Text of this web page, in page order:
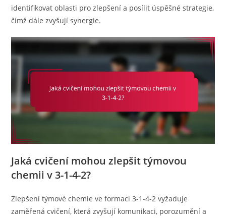
identifikovat oblasti pro zlepšení a posílit úspěšné strategie,
čímž dále zvyšují synergie.
Jaká cvičení mohou zlepšit týmovou
chemii v 3-1-4-2?
Zlepšení týmové chemie ve formaci 3-1-4-2 vyžaduje
zaměřená cvičení, která zvyšují komunikaci, porozumění a